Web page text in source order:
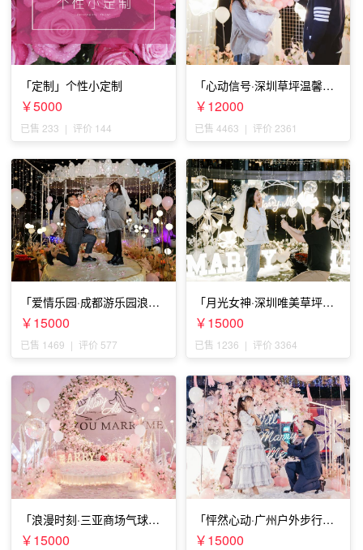
「定制」个性小定制
￥5000
已售 233 | 评价 144
「心动信号·深圳草坪温馨求
婚」
￥12000
已售 4463 | 评价 2361
「爱情乐园·成都游乐园浪漫
求婚」
￥15000
已售 1469 | 评价 577
「月光女神·深圳唯美草坪浪
漫求婚」
￥15000
已售 1236 | 评价 3364
「浪漫时刻·三亚商场气球雨
惊喜求婚」
￥15000
「怦然心动·广州户外步行街
求婚」
￥15000